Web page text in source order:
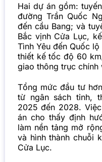
Hai dự án gồm:
đường Trần Quốc
đến cầu Bang; và
Bắc vịnh Cửa Lục,
Tình Yêu đến Quốc
thiết kế tốc độ 60
giao thông trục chính
Tổng mức đầu tư
từ ngân sách tỉnh,
2025 đến 2028.
án cho thấy định
làm nền tảng mở
và hình thành chuỗi
Cửa Lục.